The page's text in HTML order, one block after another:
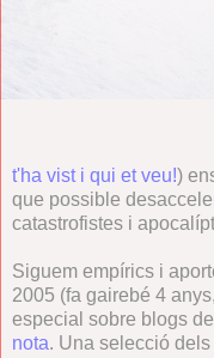
t'ha vist i qui et veu!)
que possible
catastrofistes i
Siguem empírics i
2005 (fa gairebé 4
especial sobre blogs
nota. Una selecció